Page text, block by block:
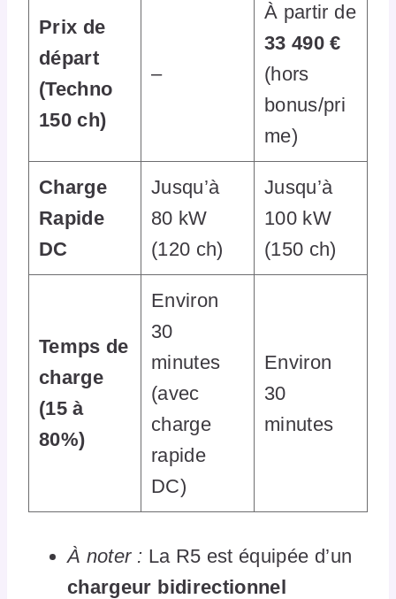
Prix de
départ
(Techno
150 ch)
–
À partir de
33 490 €
(hors
bonus/pri
me)
Charge
Rapide
DC
Jusqu’à
80 kW
(120 ch)
Jusqu’à
100 kW
(150 ch)
Temps de
charge
(15 à
80%)
Environ
30
minutes
(avec
charge
rapide
DC)
Environ
30
minutes
À noter : La R5 est équipée d’un
chargeur bidirectionnel